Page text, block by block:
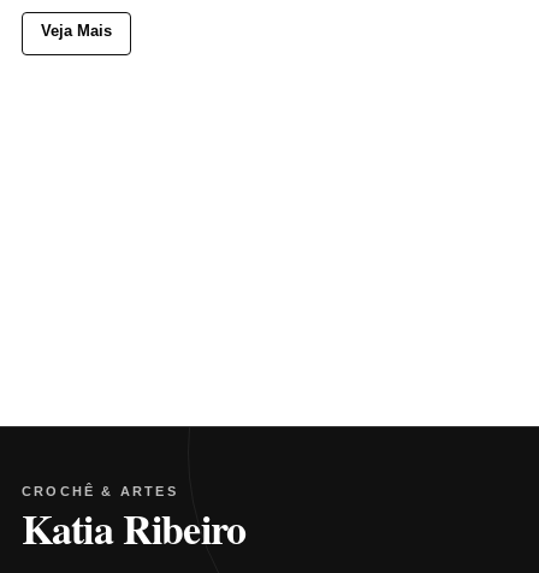
Veja Mais
CROCHÊ & ARTES
Katia Ribeiro